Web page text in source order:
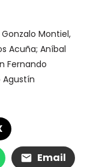
Montiel,
Acuña; Aníbal
Fernando
Agustín
Email